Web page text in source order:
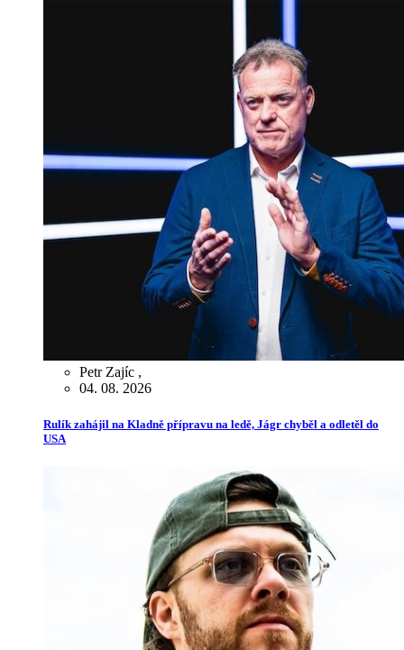
Petr Zajíc ,
04. 08. 2026
Rulík zahájil na Kladně přípravu na ledě, Jágr chyběl a odletěl do
USA